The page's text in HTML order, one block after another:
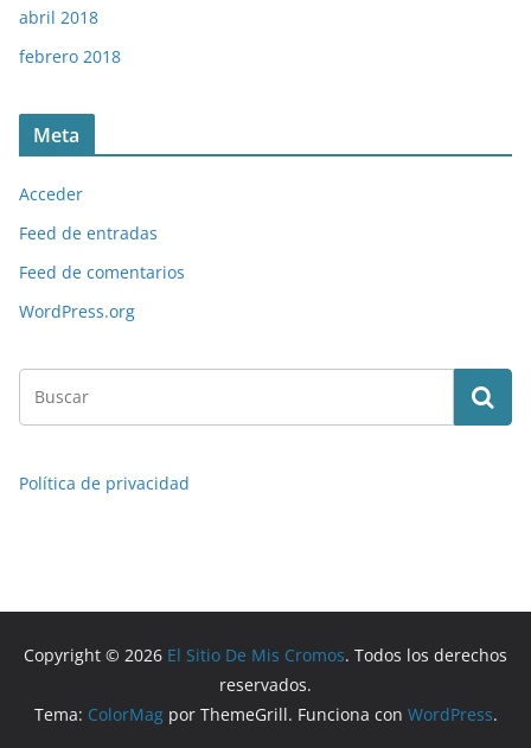
abril 2018
febrero 2018
Meta
Acceder
Feed de entradas
Feed de comentarios
WordPress.org
Política de privacidad
Copyright © 2026 El Sitio De Mis Cromos. Todos los derechos
reservados.
Tema: ColorMagpor ThemeGrill. Funciona con WordPress.